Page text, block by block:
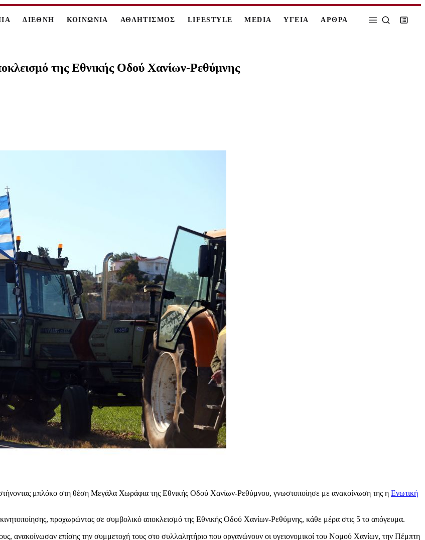
ΔΙΕΘΝΗ ΚΟΙΝΩΝΙΑ ΑΘΛΗΤΙΣΜΟΣ LIFESTYLE MEDIA ΥΓΕΙΑ ΑΡΘΡΑ
της Εθνικής Οδού Χανίων-Ρεθύμνης
μπλόκο στη θέση Μεγάλα Χωράφια της Εθνικής Οδού Χανίων-Ρεθύμνου, γνωστοποίησε με ανακοίνωση της η Ενωτική
προχωρώντας σε συμβολικό αποκλεισμό της Εθνικής Οδού Χανίων-Ρεθύμνης, κάθε μέρα στις 5 το απόγευμα.
ανακοίνωσαν επίσης την συμμετοχή τους στο συλλαλητήριο που οργανώνουν οι υγειονομικοί του Νομού Χανίων, την Πέμπτη